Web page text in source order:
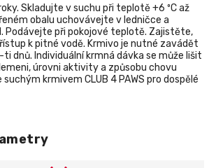
Skladujte v suchu při teplotě +6 ºС až
obalu uchovávejte v ledničce a
Podávejte při pokojové teplotě. Zajistěte,
k pitné vodě. Krmivo je nutné zavádět
dnů. Individuální krmná dávka se může lišit
úrovni aktivity a způsobu chovu
krmivem CLUB 4 PAWS pro dospělé